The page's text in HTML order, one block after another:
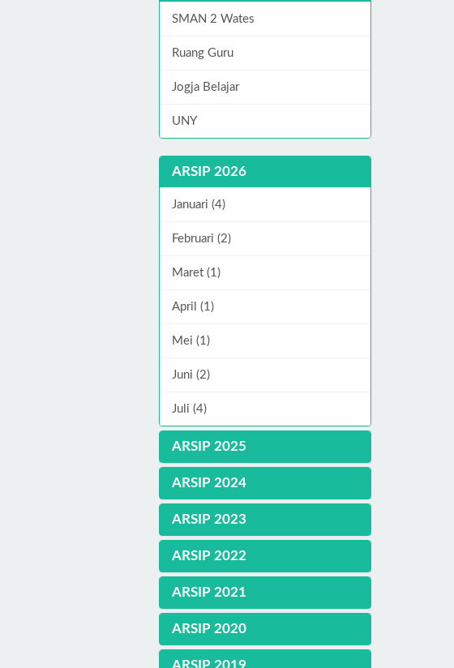
SMAN 2 Wates
Ruang Guru
Jogja Belajar
UNY
ARSIP 2026
Januari (4)
Februari (2)
Maret (1)
April (1)
Mei (1)
Juni (2)
Juli (4)
ARSIP 2025
ARSIP 2024
ARSIP 2023
ARSIP 2022
ARSIP 2021
ARSIP 2020
ARSIP 2019